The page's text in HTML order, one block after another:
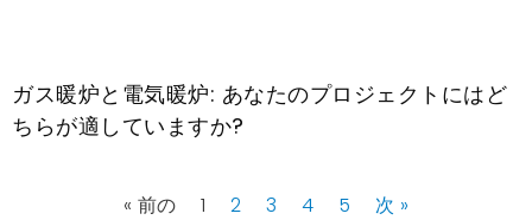
ガス暖炉と電気暖炉: あなたのプロジェクトにはど
ちらが適していますか?
« 前の 1 2 3 4 5 次 »